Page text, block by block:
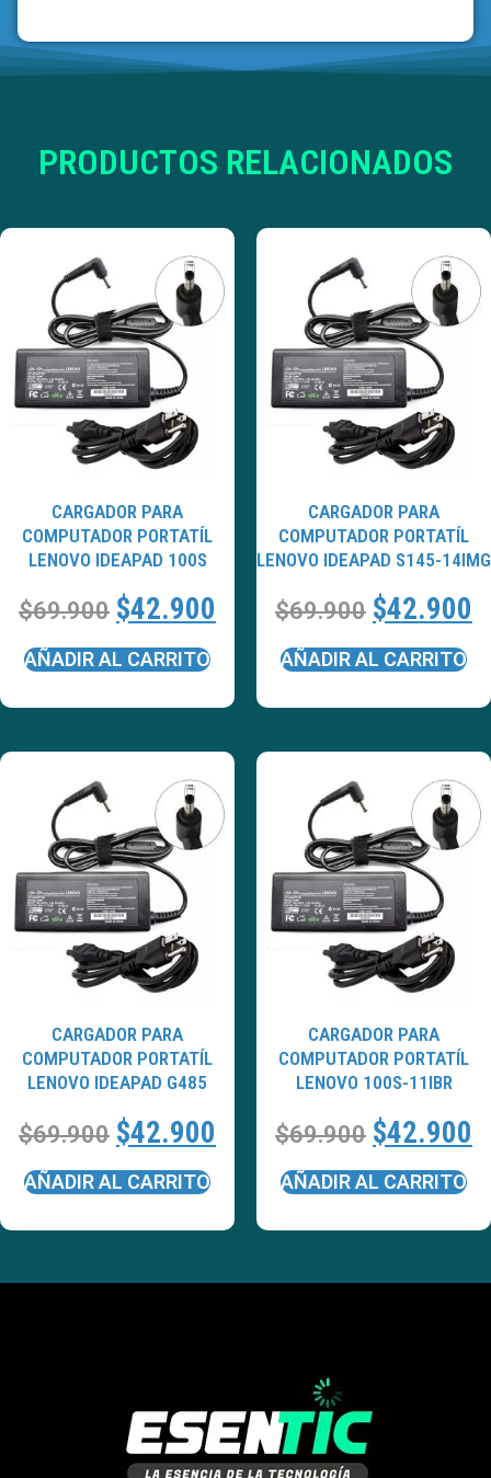
PRODUCTOS RELACIONADOS
CARGADOR PARA
COMPUTADOR PORTATÍL
LENOVO IDEAPAD 100S
$69.900 $42.900
AÑADIR AL CARRITO
CARGADOR PARA
COMPUTADOR PORTATÍL
LENOVO IDEAPAD S145-14IMG
$69.900 $42.900
AÑADIR AL CARRITO
CARGADOR PARA
COMPUTADOR PORTATÍL
LENOVO IDEAPAD G485
$69.900 $42.900
AÑADIR AL CARRITO
CARGADOR PARA
COMPUTADOR PORTATÍL
LENOVO 100S-11IBR
$69.900 $42.900
AÑADIR AL CARRITO